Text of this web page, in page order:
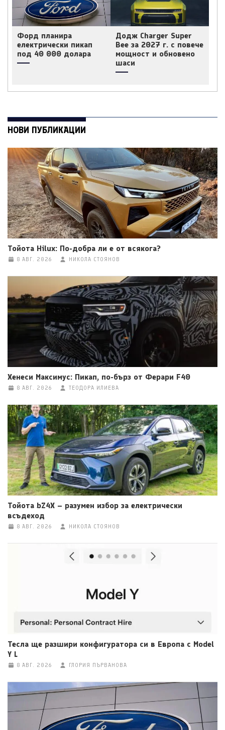
Форд планира
електрически пикап
под 40 000 долара
Додж Charger Super
Bee за 2027 г. с повече
мощност и обновено
шаси
НОВИ ПУБЛИКАЦИИ
Тойота Hilux: По-добра ли е от всякога?
8 АВГ. 2026 НИКОЛА СТОЯНОВ
Хенеси Максимус: Пикап, по-бърз от Ферари F40
8 АВГ. 2026 ТЕОДОРА ИЛИЕВА
Тойота bZ4X – разумен избор за електрически
всъдеход
8 АВГ. 2026 НИКОЛА СТОЯНОВ
Тесла ще разшири конфигуратора си в Европа с Model
Y L
8 АВГ. 2026 ГЛОРИЯ ПЪРВАНОВА